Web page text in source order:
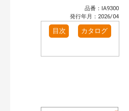
品番：IA9300
発行年月：2026/04
目次 カタログ